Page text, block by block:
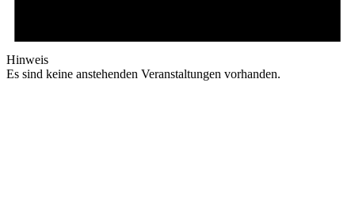
Hinweis
Es sind keine anstehenden Veranstaltungen vorhanden.